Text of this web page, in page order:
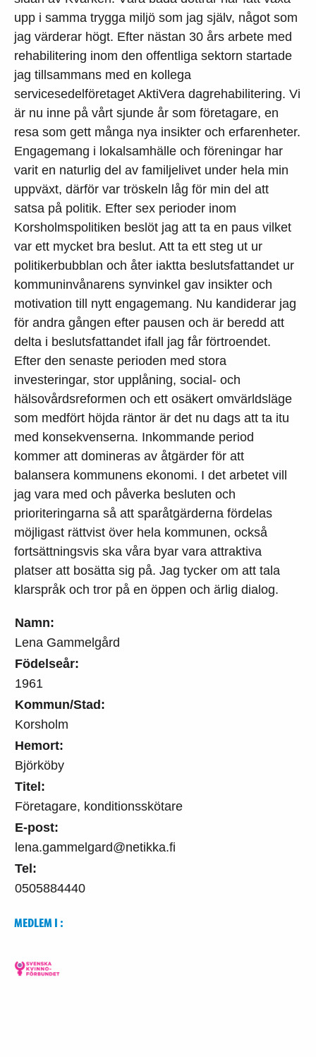
Namn:
Lena Gammelgård
Födelseår:
1961
Kommun/Stad:
Korsholm
Hemort:
Björköby
Titel:
Företagare, konditionsskötare
E-post:
lena.gammelgard@netikka.fi
Tel:
0505884440
MEDLEM I :
upp i samma trygga miljö som jag själv, något som
jag värderar högt. Efter nästan 30 års arbete med
rehabilitering inom den offentliga sektorn startade
jag tillsammans med en kollega
servicesedelföretaget AktiVera dagrehabilitering. Vi
är nu inne på vårt sjunde år som företagare, en
resa som gett många nya insikter och erfarenheter.
Engagemang i lokalsamhälle och föreningar har
varit en naturlig del av familjelivet under hela min
uppväxt, därför var tröskeln låg för min del att
satsa på politik. Efter sex perioder inom
Korsholmspolitiken beslöt jag att ta en paus vilket
var ett mycket bra beslut. Att ta ett steg ut ur
politikerbubblan och åter iaktta beslutsfattandet ur
kommuninvånarens synvinkel gav insikter och
motivation till nytt engagemang. Nu kandiderar jag
för andra gången efter pausen och är beredd att
delta i beslutsfattandet ifall jag får förtroendet.
Efter den senaste perioden med stora
investeringar, stor upplåning, social- och
hälsovårdsreformen och ett osäkert omvärldsläge
som medfört höjda räntor är det nu dags att ta itu
med konsekvenserna. Inkommande period
kommer att domineras av åtgärder för att
balansera kommunens ekonomi. I det arbetet vill
jag vara med och påverka besluten och
prioriteringarna så att sparåtgärderna fördelas
möjligast rättvist över hela kommunen, också
fortsättningsvis ska våra byar vara attraktiva
platser att bosätta sig på. Jag tycker om att tala
klarspråk och tror på en öppen och ärlig dialog.